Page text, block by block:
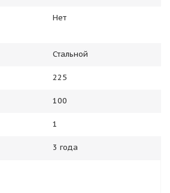
Нет
Стальной
225
100
1
3 года